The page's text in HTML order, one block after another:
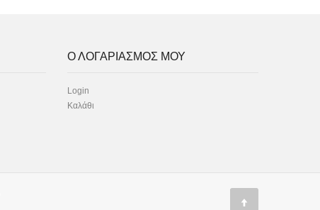
Ο ΛΟΓΑΡΙΑΣΜΟΣ ΜΟΥ
Login
Καλάθι